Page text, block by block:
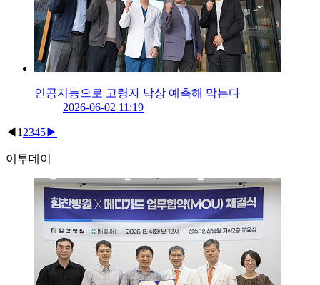
인공지능으로 고령자 낙상 예측해 막는다
2026-06-02 11:19
◀ 1 2345▶
이투데이